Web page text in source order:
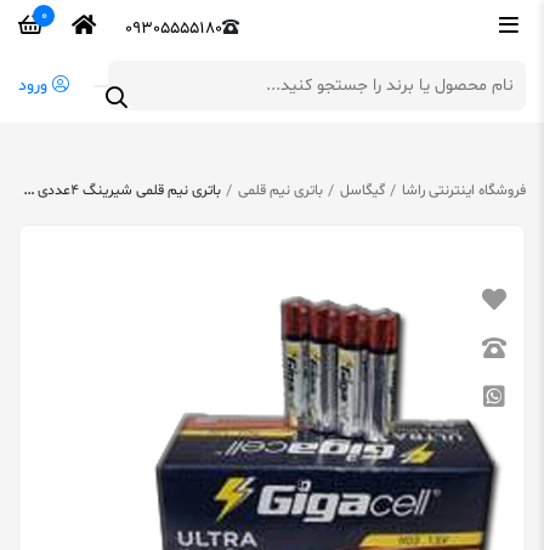
09305555180
0
ورود
فروشگاه اینترنتی راشا گیگاسل باتری نیم قلمی باتری نیم قلمی شیرینگ 4عددی گیگاسل